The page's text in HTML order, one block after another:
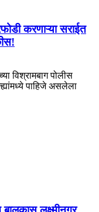
करणाऱ्या सराईत
विश्रामबाग पोलीस
पाहिजे असलेला